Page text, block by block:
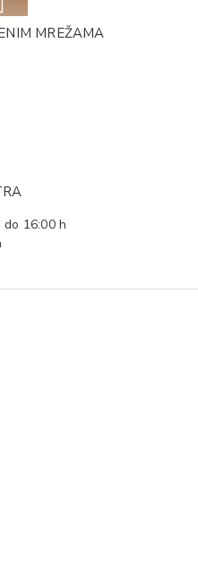
MREŽAMA
16:00 h